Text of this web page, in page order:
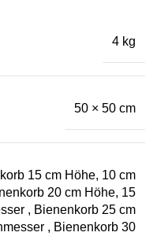
4 kg
50 × 50 cm
15 cm Höhe, 10 cm
20 cm Höhe, 15
, Bienenkorb 25 cm
, Bienenkorb 30